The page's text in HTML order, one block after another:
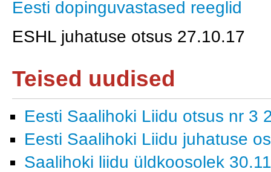
Eesti dopinguvastased reeglid
ESHL juhatuse otsus 27.10.17
Teised uudised
Eesti Saalihoki Liidu otsus nr 3
Eesti Saalihoki Liidu juhatuse
Saalihoki liidu üldkoosolek